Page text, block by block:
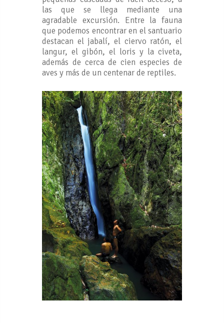
las que se llega mediante una
agradable excursión. Entre la fauna
que podemos encontrar en el santuario
destacan el jabalí, el ciervo ratón, el
langur, el gibón, el loris y la civeta,
además de cerca de cien especies de
aves y más de un centenar de reptiles.